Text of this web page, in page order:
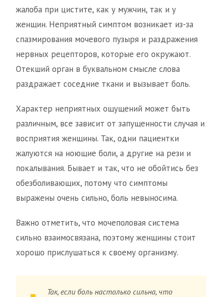
жалоба при цистите, как у мужчин, так и у
женщин. Неприятный симптом возникает из-за
спазмирования мочевого пузыря и раздражения
нервных рецепторов, которые его окружают.
Отекший орган в буквальном смысле слова
раздражает соседние ткани и вызывает боль.
Характер неприятных ощущений может быть
различным, все зависит от запущенности случая и
восприятия женщины. Так, одни пациентки
жалуются на ноющие боли, а другие на рези и
покалывания. Бывает и так, что не обойтись без
обезболивающих, потому что симптомы
выражены очень сильно, боль невыносима.
Важно отметить, что мочеполовая система
сильно взаимосвязана, поэтому женщины стоит
хорошо прислушаться к своему организму.
Так, если боль настолько сильна, что